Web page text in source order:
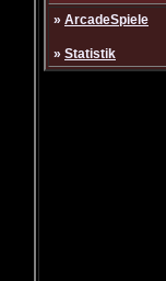
» ArcadeSpiele
» Statistik